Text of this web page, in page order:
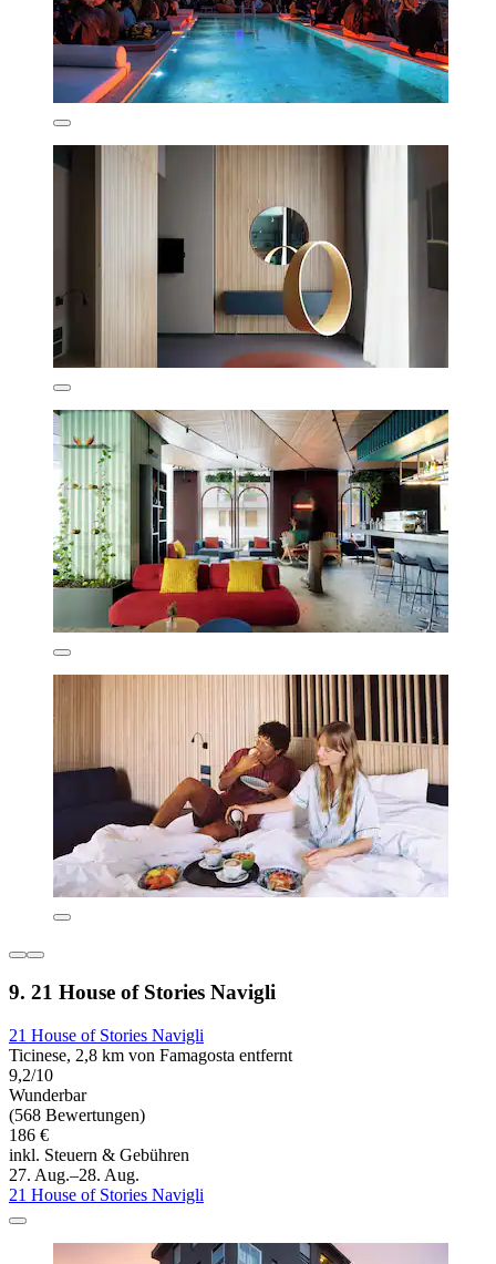
9. 21 House of Stories Navigli
21 House of Stories Navigli
Ticinese, 2,8 km von Famagosta entfernt
9,2/10
Wunderbar
(568 Bewertungen)
186 €
inkl. Steuern & Gebühren
27. Aug.–28. Aug.
21 House of Stories Navigli